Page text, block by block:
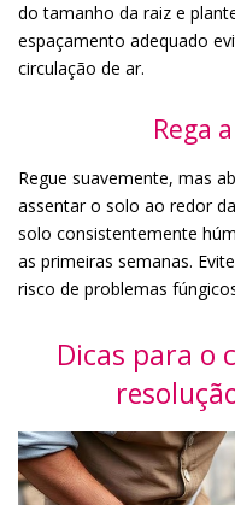
do tamanho da raiz e
espaçamento adequado
circulação de ar.
Rega
Regue suavemente, mas
assentar o solo ao redor
solo consistentemente
as primeiras semanas.
risco de problemas
Dicas para o